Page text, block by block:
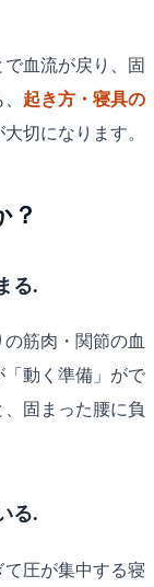
血流が戻り、固
起き方・寝具の
切になります。
？
る.
筋肉・関節の血
動く準備」がで
固まった腰に負
る.
圧が集中する寝